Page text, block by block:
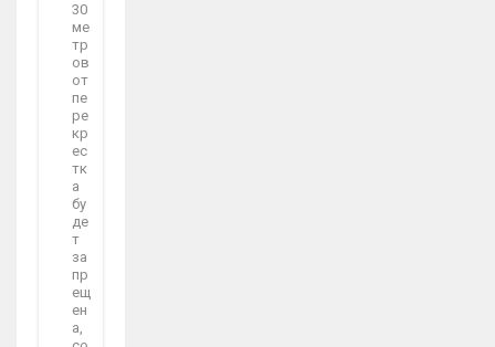
30
ме
тр
ов
от
пе
ре
кр
ес
тк
а
бу
де
т
за
пр
ещ
ен
а,